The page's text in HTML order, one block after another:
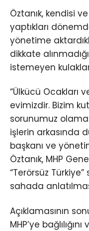
Öztanık, kendisi
yaptıkları
yönetime
dikkate
istemeyen
“Ülkücü Ocakları
evimizdir. Bizim
sorunumuz
işlerin arkasında
başkanı ve
Öztanık, MHP
“Terörsüz
sahada
Açıklamasının
MHP’ye